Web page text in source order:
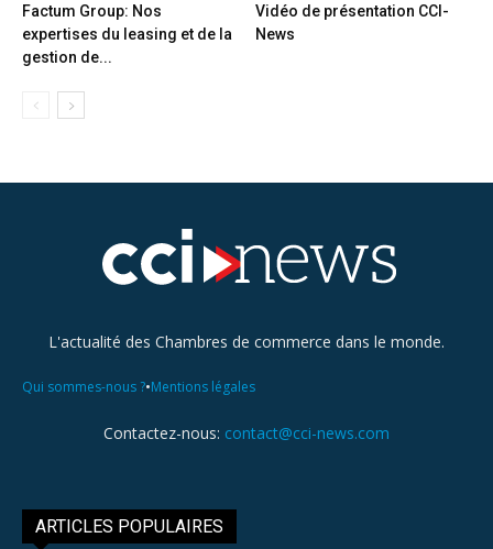
Factum Group: Nos
expertises du leasing et de la
gestion de...
Vidéo de présentation CCI-
News
L'actualité des Chambres de commerce dans le monde.
Qui sommes-nous ?•Mentions légales
Contactez-nous: contact@cci-news.com
ARTICLES POPULAIRES